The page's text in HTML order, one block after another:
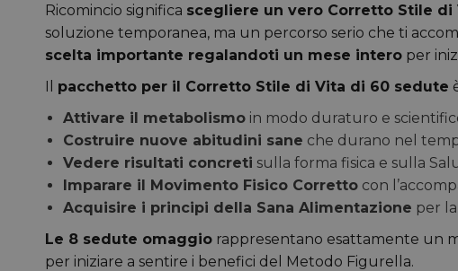
Ricomincio significa scegliere un vero Corretto Stile di
soluzione temporanea, ma un percorso serio che ti
scelta importante regalandoti un mese intero per
Il pacchetto per il Corretto Stile di Vita di 60 sedute
Attivare il metabolismo in modo duraturo e
Costruire nuove abitudini sane che durano nel
Vedere risultati concreti sulla forma fisica e sulla
Imparare il Movimento Fisico Corretto con
Acquisire i principi della Sana Alimentazione per
Le 8 sedute omaggio rappresentano esattamente un
per iniziare a sentire i benefici del Metodo Figurella.